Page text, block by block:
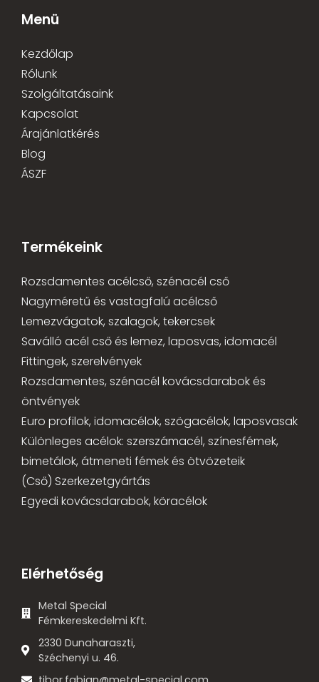
Menü
Kezdőlap
Rólunk
Szolgáltatásaink
Kapcsolat
Árajánlatkérés
Blog
ÁSZF
Termékeink
Rozsdamentes acélcső, szénacél cső
Nagyméretű és vastagfalú acélcső
Lemezvágatok, szalagok, tekercsek
Saválló acél cső és lemez, laposvas, idomacél
Fittingek, szerelvények
Rozsdamentes, szénacél kovácsdarabok és
öntvények
Euro profilok, idomacélok, szögacélok, laposvasak
Különleges acélok: szerszámacél, színesfémek,
bimetálok, átmeneti fémek és ötvözeteik
(Cső) Szerkezetgyártás
Egyedi kovácsdarabok, köracélok
Elérhetőség
Metal Special
Fémkereskedelmi Kft.
2330 Dunaharaszti,
Széchenyi u. 46.